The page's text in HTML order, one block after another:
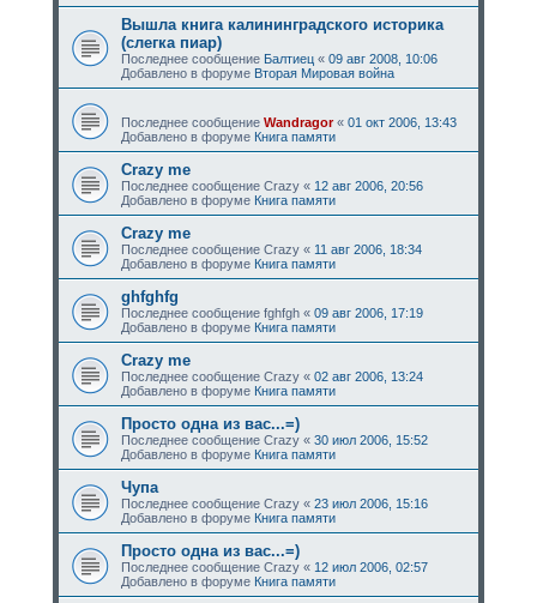
Вышла книга калининградского историка
(слегка пиар)
Последнее сообщение Балтиец« 09 авг 2008, 10:06
Добавлено в форуме Вторая Мировая война
Последнее сообщение Wandragor« 01 окт 2006, 13:43
Добавлено в форуме Книга памяти
Crazy me
Последнее сообщение Crazy« 12 авг 2006, 20:56
Добавлено в форуме Книга памяти
Crazy me
Последнее сообщение Crazy« 11 авг 2006, 18:34
Добавлено в форуме Книга памяти
ghfghfg
Последнее сообщение fghfgh« 09 авг 2006, 17:19
Добавлено в форуме Книга памяти
Crazy me
Последнее сообщение Crazy« 02 авг 2006, 13:24
Добавлено в форуме Книга памяти
Просто одна из вас...=)
Последнее сообщение Crazy« 30 июл 2006, 15:52
Добавлено в форуме Книга памяти
Чупа
Последнее сообщение Crazy« 23 июл 2006, 15:16
Добавлено в форуме Книга памяти
Просто одна из вас...=)
Последнее сообщение Crazy« 12 июл 2006, 02:57
Добавлено в форуме Книга памяти